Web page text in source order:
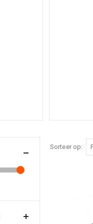
Sorteer op